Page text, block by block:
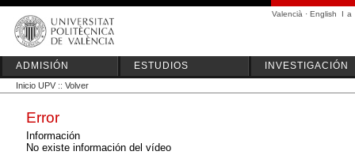
Valencià · English I a
ADMISIÓN ESTUDIOS INVESTIGACIÓN
Inicio UPV :: Volver
Error
Información
No existe información del vídeo